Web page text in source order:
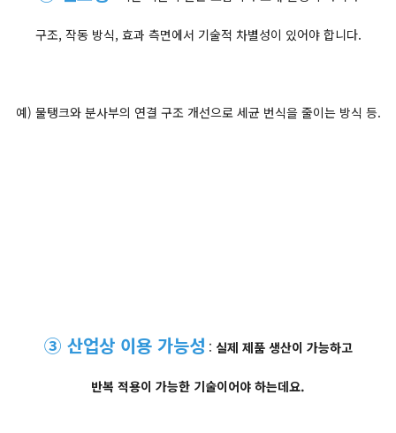
구조, 작동 방식, 효과 측면에서 기술적 차별성이 있어야 합니다.
예) 물탱크와 분사부의 연결 구조 개선으로 세균 번식을 줄이는 방식 등.
③ 산업상 이용 가능성 : 실제 제품 생산이 가능하고
반복 적용이 가능한 기술이어야 하는데요.